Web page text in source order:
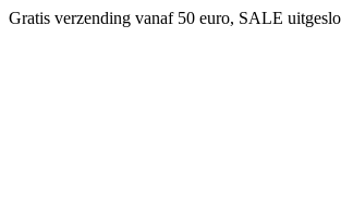
Gratis verzending vanaf 50 euro, SALE